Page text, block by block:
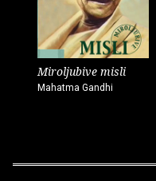
Miroljubive misli
Mahatma Gandhi